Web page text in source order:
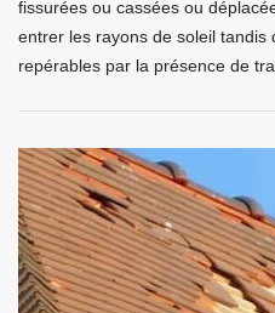
fissurées ou cassées ou
entrer les rayons de soleil tandis
repérables par la présence de